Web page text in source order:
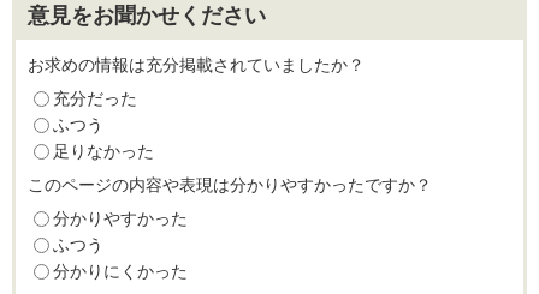
意見をお聞かせください
お求めの情報は充分掲載されていましたか？
充分だった
ふつう
足りなかった
このページの内容や表現は分かりやすかったですか？
分かりやすかった
ふつう
分かりにくかった